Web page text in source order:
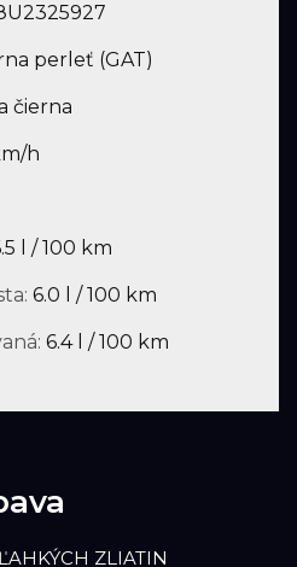
perleť (GAT)
čierna
h
l / 100 km
6.0 l / 100 km
6.4 l / 100 km
ZLIATIN